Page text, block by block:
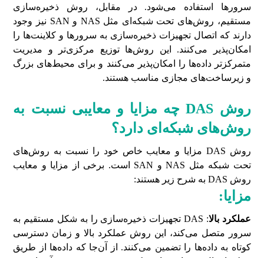
سرورها استفاده می‌شود. در مقابل، روش ذخیره‌سازی
مستقیم، روش‌های تحت شبکه‌ای مثل NAS و SAN نیز وجود
دارند که اتصال تجهیزات ذخیره‌سازی به سرورها و کلاینت‌ها را
امکان‌پذیر می‌کنند. این روش‌ها توزیع مرکزی‌تر و مدیریت
متمرکز‌تر داده‌ها را امکان‌پذیر می‌کنند و برای محیط‌های بزرگ
و زیرساخت‌های مجازی مناسب هستند.
روش DASچه مزایا و معایبی نسبت به
روش‌های شبکه‌ای دارد؟
روش DAS مزایا و معایب خاص خود را نسبت به روش‌های
تحت شبکه‌ مثل NAS و SAN است. برخی از مزایا و معایب
روش DAS به شرح زیر هستند:
مزایا:
عملکرد بالا
: DAS تجهیزات ذخیره‌سازی را به شکل مستقیم به
سرور متصل می‌کند، این روش عملکرد بالا و زمان دسترسی
کوتاه به داده‌ها را تضمین می‌کنند. از آن‌جا که داده‌ها از طریق